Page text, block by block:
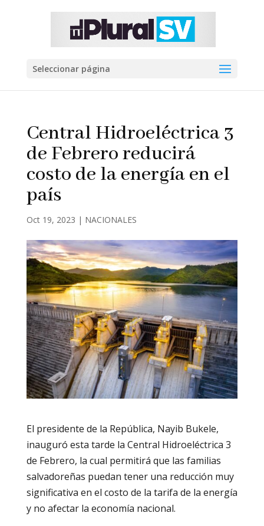
Seleccionar página
Central Hidroeléctrica 3
de Febrero reducirá
costo de la energía en el
país
Oct 19, 2023 | NACIONALES
El presidente de la República, Nayib Bukele,
inauguró esta tarde la Central Hidroeléctrica 3
de Febrero, la cual permitirá que las familias
salvadoreñas puedan tener una reducción muy
significativa en el costo de la tarifa de la energía
y no afectar la economía nacional.